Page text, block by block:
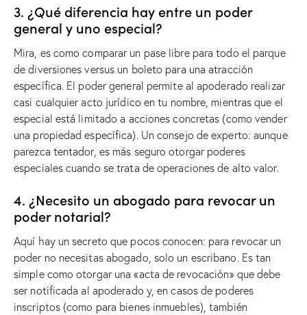
3. ¿Qué diferencia hay entre un poder
general y uno especial?
Mira, es como comparar un pase libre para todo el parque
de diversiones versus un boleto para una atracción
específica. El poder general permite al apoderado realizar
casi cualquier acto jurídico en tu nombre, mientras que el
especial está limitado a acciones concretas (como vender
una propiedad específica). Un consejo de experto: aunque
parezca tentador, es más seguro otorgar poderes
especiales cuando se trata de operaciones de alto valor.
4. ¿Necesito un abogado para revocar un
poder notarial?
Aquí hay un secreto que pocos conocen: para revocar un
poder no necesitas abogado, solo un escribano. Es tan
simple como otorgar una «acta de revocación» que debe
ser notificada al apoderado y, en casos de poderes
inscriptos (como para bienes inmuebles), también